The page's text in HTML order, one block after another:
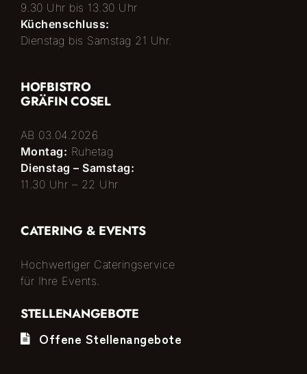
9.30 Uhr bis 13.30 Uhr
Küchenschluss:
Dienstag bis Samstag 21 Uhr.
HOFBISTRO
GRÄFIN COSEL
AB 03.04.2026
Montag: Ruhetag
Dienstag – Samstag:
11.30 Uhr – 22 Uhr
CATERING & EVENTS
Hochwertiger Cateringservice
für Ihre Events.
STELLENANGEBOTE
Offene Stellenangebote